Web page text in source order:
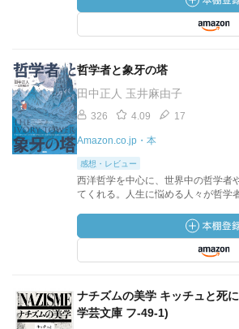
哲学者と象牙の塔
田中正人 玉井麻由子
326 4.09 17
Amazon.co.jp・本
感想・レビュー
西洋哲学を中心に、世界中の哲学者
てくれる。人生に悩める人々が哲学
ナチズムの美学 キッチュと死
学芸文庫 フ-49-1)